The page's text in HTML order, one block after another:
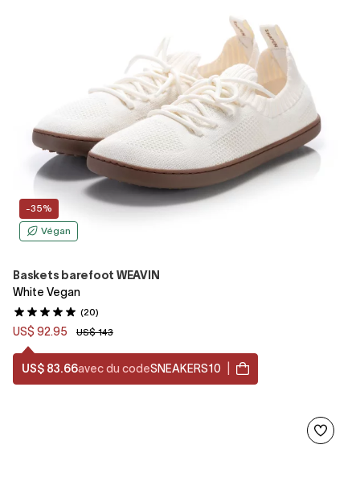
-35%
Végan
Baskets barefoot WEAVIN
White Vegan
(20)
US$ 92.95 US$ 143
US$ 83.66avec du codeSNEAKERS10